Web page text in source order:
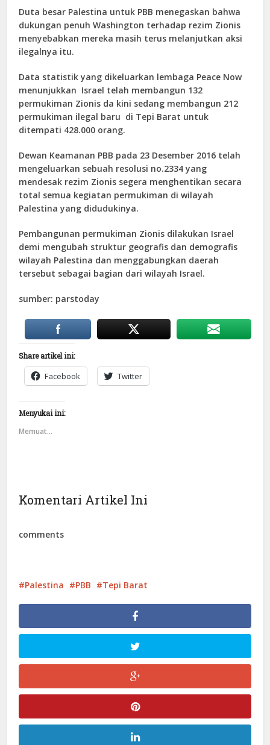
Duta besar Palestina untuk PBB menegaskan bahwa
dukungan penuh Washington terhadap rezim Zionis
menyebabkan mereka masih terus melanjutkan aksi
ilegalnya itu.
Data statistik yang dikeluarkan lembaga Peace Now
menunjukkan Israel telah membangun 132
permukiman Zionis da kini sedang membangun 212
permukiman ilegal baru di Tepi Barat untuk
ditempati 428.000 orang.
Dewan Keamanan PBB pada 23 Desember 2016 telah
mengeluarkan sebuah resolusi no.2334 yang
mendesak rezim Zionis segera menghentikan secara
total semua kegiatan permukiman di wilayah
Palestina yang didudukinya.
Pembangunan permukiman Zionis dilakukan Israel
demi mengubah struktur geografis dan demografis
wilayah Palestina dan menggabungkan daerah
tersebut sebagai bagian dari wilayah Israel.
sumber: parstoday
Share artikel ini:
Facebook Twitter
Menyukai ini:
Memuat...
Komentari Artikel Ini
comments
Palestina PBB Tepi Barat